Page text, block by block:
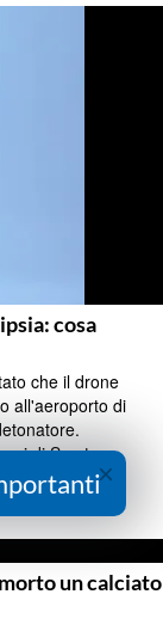
cosa
che il drone
all'aeroporto di
di Semtex....
un
×